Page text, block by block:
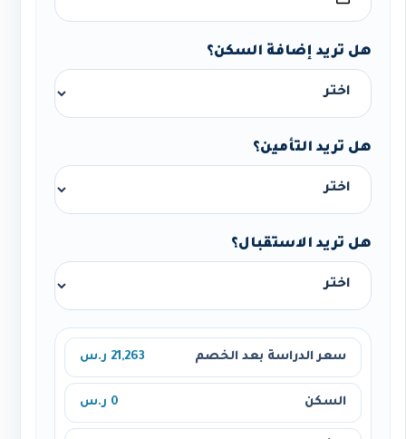
هل تريد إضافة السكن؟
هل تريد التأمين؟
هل تريد الاستقبال؟
سعر الدراسة بعد الخصم 21,263 ر.س
السكن 0 ر.س